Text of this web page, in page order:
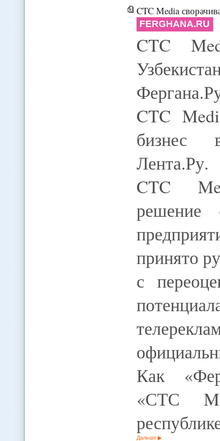
CTC Media
FERGHANA.RU
CTC
CTC
бизнес
Лента.Ру.
CTC
решение
принято
с
Как
«СТС
Дальше